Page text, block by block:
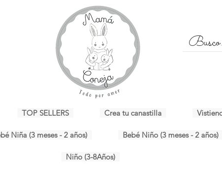
TOP SELLERS Crea tu canastilla
Niña (3 meses - 2 años) Bebé Niño (3 meses - 2 años)
Niño (3-8Años)